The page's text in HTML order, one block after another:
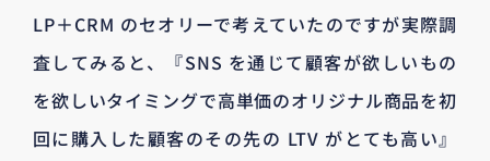
LP＋CRM のセオリーで考えていたのですが実際調
査してみると、『SNS を通じて顧客が欲しいもの
を欲しいタイミングで高単価のオリジナル商品を初
回に購入した顧客のその先の LTV がとても高い』